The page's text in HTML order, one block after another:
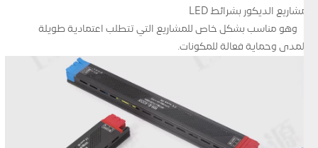
مشاريع الديكور بشرائط LED
وهو مناسب بشكل خاص للمشاريع التي تتطلب اعتمادية طويلة
المدى وحماية فعالة للمكونات.